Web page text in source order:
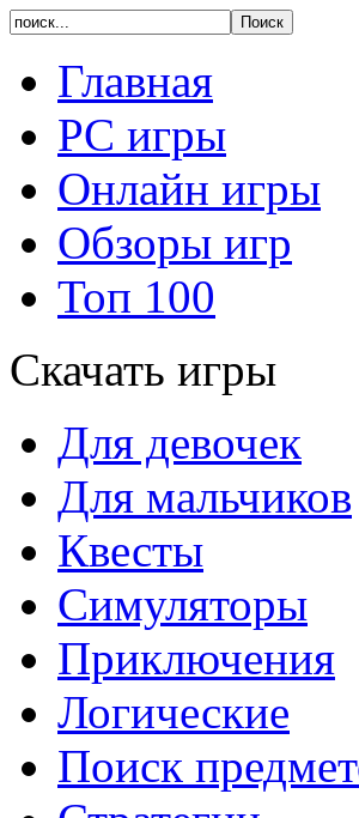
Главная
PC игры
Онлайн игры
Обзоры игр
Топ 100
Скачать игры
Для девочек
Для мальчиков
Квесты
Симуляторы
Приключения
Логические
Поиск